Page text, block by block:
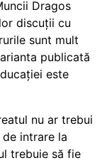
Dragos
discuții cu
sunt mult
publicată
este
nu ar trebui
intrare la
trebuie să fie